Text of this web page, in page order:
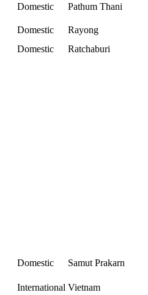
Domestic Pathum Thani
Domestic
Rayong
Domestic
Ratchaburi
Domestic Samut Prakarn
International Vietnam